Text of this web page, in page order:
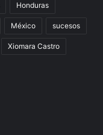
Honduras
México sucesos
Xiomara Castro